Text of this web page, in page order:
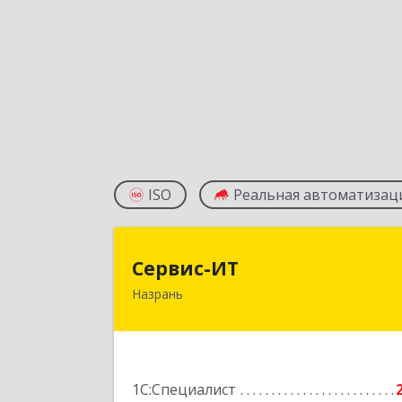
ISO Реальная
Сервис-ИТ
Назрань
1С:Специалист
386102, Ингушетия Респ, Назрань г,